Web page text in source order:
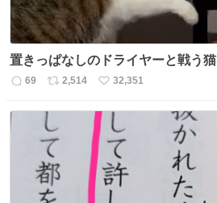
置きっぱなしのドライヤーと戦う猫
返
数
69
リ
ス
ト
数
2,514
い
ね
数
32,351